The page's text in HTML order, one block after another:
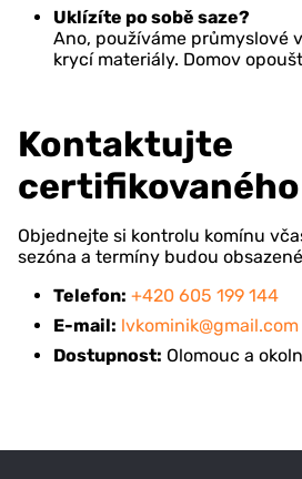
Uklízíte po sobě saze?
Ano, používáme průmyslové
krycí materiály. Domov
Kontaktujte
Objednejte si kontrolu komínu
sezóna a termíny budou
Telefon: +420 605 199 144
E-mail: lvkominik@gmail.com
Dostupnost: Olomouc a